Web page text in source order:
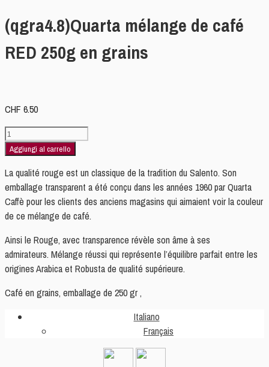
(qgra4.8)Quarta mélange de café
RED 250g en grains
CHF 6.50
(qgra4.8)Quarta
mélange
café
RED
250g
en
grains
quantità
Aggiungi al carrello
La qualité rouge est un classique de la tradition du Salento. Son
emballage transparent a été conçu dans les années 1960 par Quarta
Caffè pour les clients des anciens magasins qui aimaient voir la couleur
de ce mélange de café.
Ainsi le Rouge, avec transparence révèle son âme à ses
admirateurs. Mélange réussi qui représente l’équilibre parfait entre les
origines Arabica et Robusta de qualité supérieure.
Café en grains, emballage de 250 gr ,
Italiano
Français